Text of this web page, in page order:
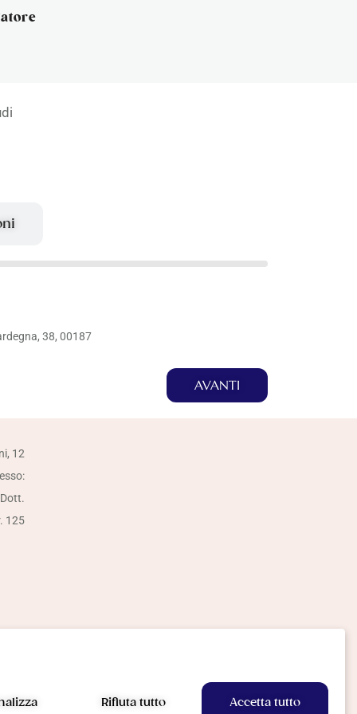
38, 00187
AVANTI
12
125
Rifiuta tutto Accetta tutto